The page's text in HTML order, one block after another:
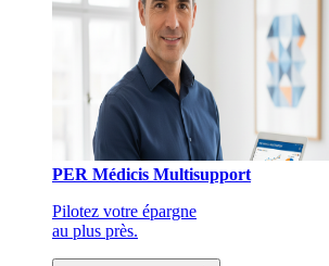
PER Médicis Multisupport
Pilotez votre épargne
au plus près.